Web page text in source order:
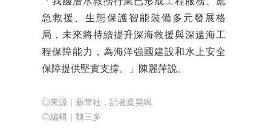
急救援、生態保護智能裝備多元發展格
局，未來將持續提升深海救援與深遠海工
程保障能力，為海洋強國建設和水上安全
保障提供堅實支撐。」陳麗萍說。
◎來源｜新華社，記者葉昊鳴
◎編輯｜魏三多